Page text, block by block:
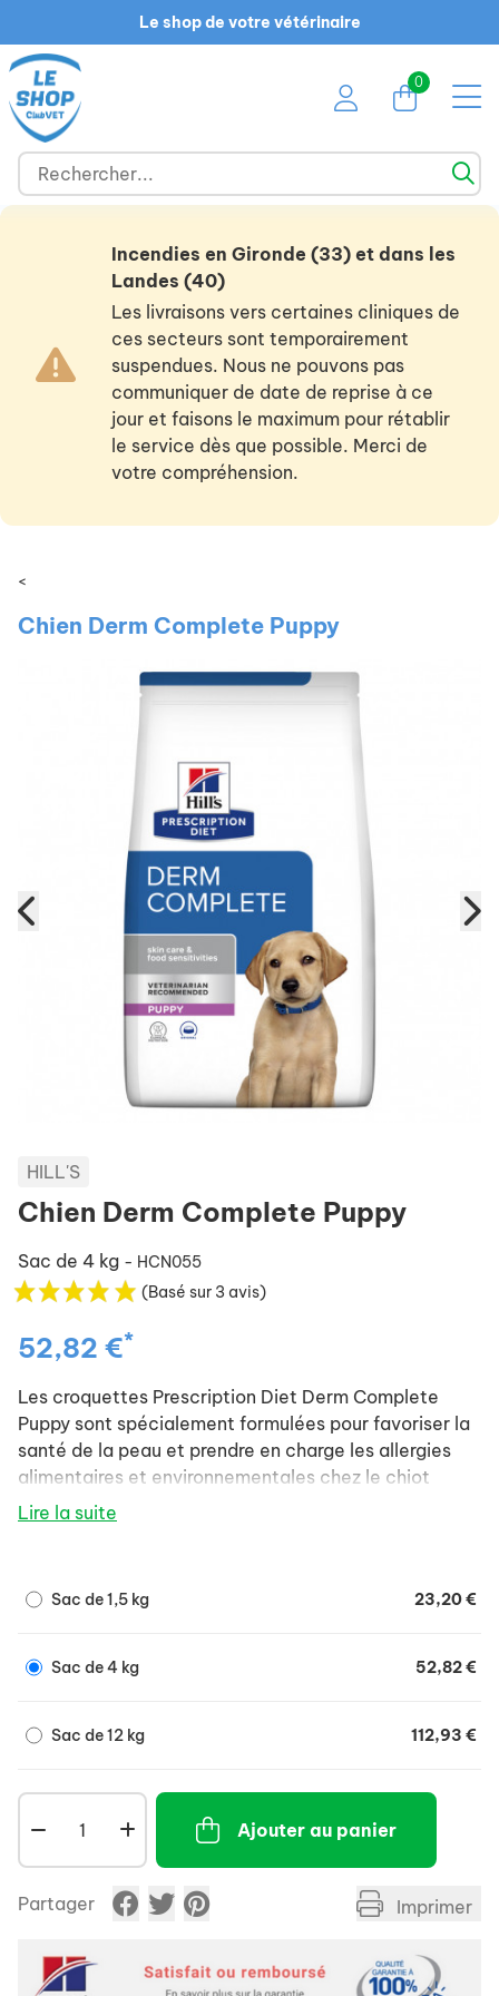
Le shop de votre vétérinaire
0
Incendies en Gironde (33) et dans les
Landes (40)
Les livraisons vers certaines cliniques de
ces secteurs sont temporairement
suspendues. Nous ne pouvons pas
communiquer de date de reprise à ce
jour et faisons le maximum pour rétablir
le service dès que possible. Merci de
votre compréhension.
<
Chien Derm Complete Puppy
HILL'S
Chien Derm Complete Puppy
Sac de 4 kg - HCN055
(Basé sur 3 avis)
52,82 €*
Les croquettes Prescription Diet Derm Complete
Puppy sont spécialement formulées pour favoriser la
santé de la peau et prendre en charge les allergies
alimentaires et environnementales chez le chiot
Lire la suite
Sac de 1,5 kg 23,20 €
Sac de 4 kg 52,82 €
Sac de 12 kg 112,93 €
Ajouter au panier
Partager Imprimer